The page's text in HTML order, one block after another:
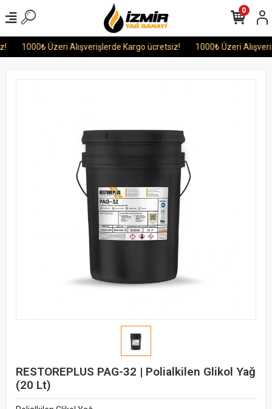
1000₺ Üzeri Alışverişlerde Kargo ücretsiz! 1000₺ Üzeri
0
RESTOREPLUS PAG-32 | Polialkilen Glikol Yağ
(20 Lt)